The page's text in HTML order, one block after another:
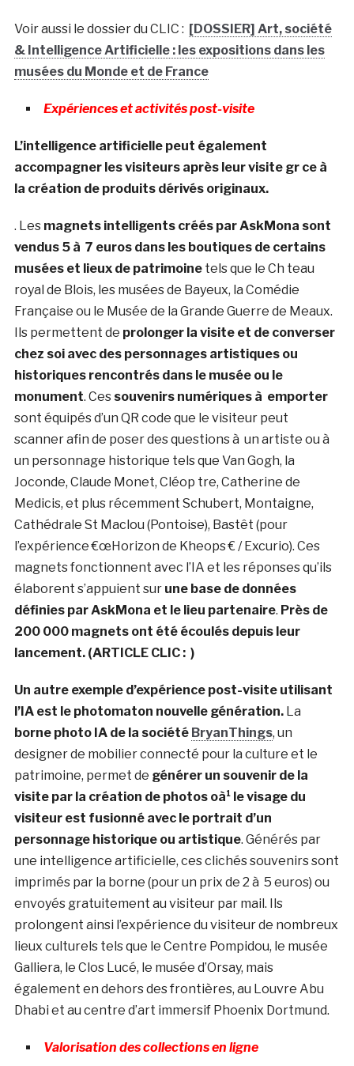
Voir aussi le dossier du CLIC : [DOSSIER] Art, société
& Intelligence Artificielle : les expositions dans les
musées du Monde et de France
Expériences et activités post-visite
L’intelligence artificielle peut également
accompagner les visiteurs après leur visite gr ce à
la création de produits dérivés originaux.
. Les magnets intelligents créés par AskMona sont
vendus 5 à 7 euros dans les boutiques de certains
musées et lieux de patrimoinetels que le Ch teau
royal de Blois, les musées de Bayeux, la Comédie
Française ou le Musée de la Grande Guerre de Meaux.
Ils permettent de prolonger la visite et de converser
chez soi avec des personnages artistiques ou
historiques rencontrés dans le musée ou le
monument. Ces souvenirs numériques à emporter
sont équipés d’un QR code que le visiteur peut
scanner afin de poser des questions à un artiste ou à
un personnage historique tels que Van Gogh, la
Joconde, Claude Monet, Cléop tre, Catherine de
Medicis, et plus récemment Schubert, Montaigne,
Cathédrale St Maclou (Pontoise), Bastêt (pour
l’expérience €œHorizon de Kheops € / Excurio). Ces
magnets fonctionnent avec l’IA et les réponses qu’ils
élaborent s’appuient sur une base de données
définies par AskMona et le lieu partenaire. Près de
200 000 magnets ont été écoulés depuis leur
lancement. (ARTICLE CLIC : )
Un autre exemple d’expérience post-visite utilisant
l’IA est le photomaton nouvelle génération.La
borne photo IA de la société BryanThings, un
designer de mobilier connecté pour la culture et le
patrimoine, permet de générer un souvenir de la
visite par la création de photos oà¹ le visage du
visiteur est fusionné avec le portrait d’un
personnage historique ou artistique. Générés par
une intelligence artificielle, ces clichés souvenirs sont
imprimés par la borne (pour un prix de 2 à 5 euros) ou
envoyés gratuitement au visiteur par mail. Ils
prolongent ainsi l’expérience du visiteur de nombreux
lieux culturels tels que le Centre Pompidou, le musée
Galliera, le Clos Lucé, le musée d’Orsay, mais
également en dehors des frontières, au Louvre Abu
Dhabi et au centre d’art immersif Phoenix Dortmund.
Valorisation des collections en ligne